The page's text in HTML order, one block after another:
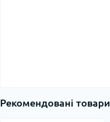
Рекомендовані товари